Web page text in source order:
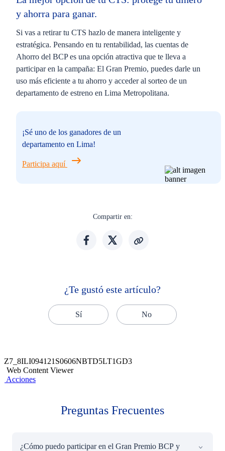
y ahorra para ganar.
Si vas a retirar tu CTS hazlo de manera inteligente y
estratégica. Pensando en tu rentabilidad, las cuentas de
Ahorro del BCP es una opción atractiva que te lleva a
participar en la campaña: El Gran Premio, puedes darle un
uso más eficiente a tu ahorro y acceder al sorteo de un
departamento de estreno en Lima Metropolitana.
¡Sé uno de los ganadores de un
departamento en Lima!
Participa aquí
Compartir en:
¿Te gustó este artículo?
Sí No
Z7_8ILI094121S0606NBTD5LT1GD3
Web Content Viewer
Acciones
Preguntas Frecuentes
¿Cómo puedo participar en el Gran Premio BCP y